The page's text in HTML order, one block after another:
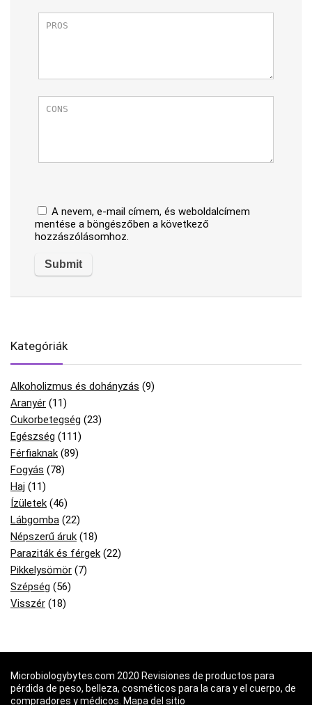
A nevem, e-mail címem, és weboldalcímem
mentése a böngészőben a következő
hozzászólásomhoz.
Kategóriák
Alkoholizmus és dohányzás (9)
Aranyér (11)
Cukorbetegség (23)
Egészség (111)
Férfiaknak (89)
Fogyás (78)
Haj (11)
Ízületek (46)
Lábgomba (22)
Népszerű áruk (18)
Paraziták és férgek (22)
Pikkelysömör (7)
Szépség (56)
Visszér (18)
Microbiologybytes.com 2020 Revisiones de productos para
pérdida de peso, belleza, cosméticos para la cara y el cuerpo, de
compradores y médicos. Mapa del sitio